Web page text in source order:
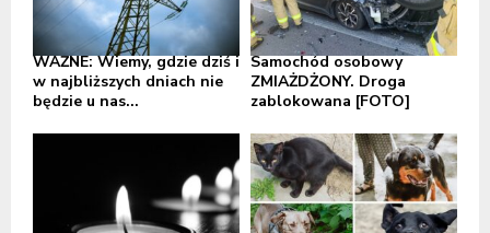
WAŻNE: Wiemy, gdzie dziś i
w najbliższych dniach nie
będzie u nas...
Samochód osobowy
ZMIAŻDŻONY. Droga
zablokowana [FOTO]